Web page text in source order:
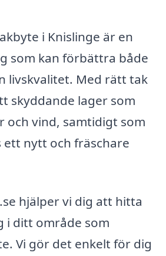
i Knislinge är en
som kan förbättra både
livskvalitet. Med rätt tak
skyddande lager som
och vind, samtidigt som
nytt och fräschare
hjälper vi dig att hitta
i ditt område som
Vi gör det enkelt för dig